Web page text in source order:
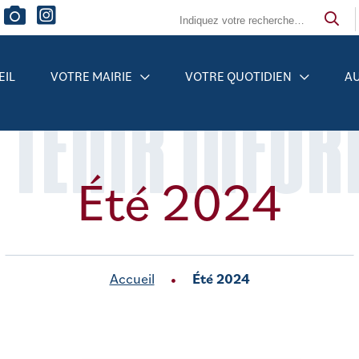
VOTRE MAIRIE VOTRE QUOTIDIEN
Été 2024
Accueil Été 2024